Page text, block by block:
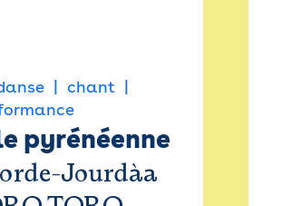
chant
pyrénéenne
Jourdàa